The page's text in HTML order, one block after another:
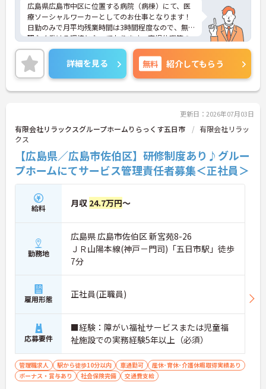
広島県広島市中区に位置する病院（病棟）にて、医
療ソーシャルワーカーとしてのお仕事となります！
日勤のみで月平均残業時間は3時間程度なので、無
理なく働ける環境となっております。育児休暇等の
制度も充実しており、安心してお仕事できます！
ご興味ある方は面接ポイントをお伝えしますので、
お気軽にお問い合わせください♪
詳細を見る 無料 紹介してもらう
更新日：2026年07月03日
有限会社リラックスグループホームりらっくす五日市
有限会社リラッ
クス
【広島県／広島市佐伯区】研修制度あり♪グルー
プホームにてサービス管理責任者募集＜正社員＞
給料 月収 24.7万円～
勤務地
広島県 広島市佐伯区 新宮苑8-26
ＪＲ山陽本線(神戸－門司)「五日市駅」徒歩
7分
雇用形態 正社員(正職員)
応募要件
■経験：障がい福祉サービスまたは児童福
祉施設での実務経験5年以上（必須）
管理職求人 駅から徒歩10分以内 車通勤可
産休･育休･介護休暇取得実績あり
ボーナス・賞与あり
社会保険完備 交通費支給